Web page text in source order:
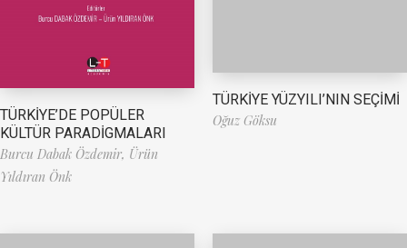
TÜRKİYE’DE POPÜLER
KÜLTÜR PARADİGMALARI
Burcu Dabak Özdemir, Ürün
Yıldıran Önk
TÜRKİYE YÜZYILI’NIN SEÇİMİ
Oğuz Göksu